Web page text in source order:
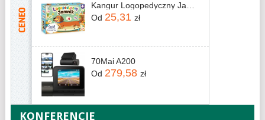
Kangur Logopedyczny Jamnik
Od 25,31 zł
70Mai A200
Od 279,58 zł
KONFERENCJE